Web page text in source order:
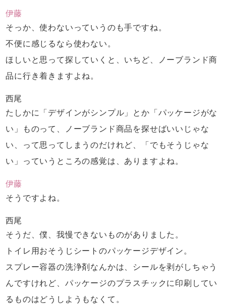
伊藤
そっか、使わないっていうのも手ですね。
不便に感じるなら使わない。
ほしいと思って探していくと、 いちど、ノーブランド商
品に行き着きますよね。
西尾
たしかに「デザインがシンプル」とか 「パッケージがな
い」ものって、
ノーブランド商品を探せばいいじゃな
い、
って思ってしまうのだけれど、
「でもそうじゃな
い」っていうところの感覚は、 ありますよね。
伊藤
そうですよね。
西尾
そうだ、僕、我慢できないものがありました。
トイレ用おそうじシートのパッケージデザイン。
スプレー容器の洗浄剤なんかは、
シールを剥がしちゃう
んですけれど、 パッケージのプラスチックに 印刷してい
るものはどうしようもなくて。